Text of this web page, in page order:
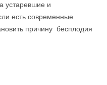
устаревшие и
есть современные
причину бесплодия